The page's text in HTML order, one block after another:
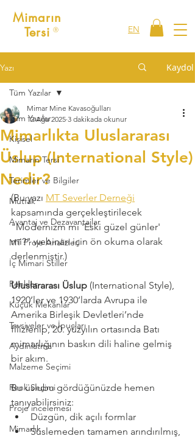
Ⓡ
Mimarın
Tersi
EN
Yazı Kaydol
Tüm Yazılar
Kişisel
Mimarın Tersi
Terimler ve Bilgiler
Mutfak
Avantaj ve Dezavantajlar
MT Proje Analizleri
İç Mimari Stiller
Renkler
Küçük Mekanlar
Tavsiyeler ve İpuçları
Aydınlatma
Malzeme Seçimi
Renk Seçimi
Proje incelemesi
Mimarlık
Tüm Yazılar
Mimarlıkta Uluslararası
Üslup (International Style)
Nedir?
Mimar Mine Kavasoğulları
12 Ağu 2025 3 dakikada okunur
(Bu yazı MT Severler Derneği
kapsamında gerçekleştirilecek
"Modernizm mi 'Eski güzel günler'
mi?" webinarı için ön okuma olarak
derlenmiştir.)
Uluslararası Üslup (International Style),
1920’ler ve 1930’larda Avrupa ile
Amerika Birleşik Devletleri’nde
filizlenip, 20. yüzyılın ortasında Batı
mimarlığının baskın dili haline gelmiş
bir akım.
Bu üslubu gördüğünüzde hemen
tanıyabilirsiniz:
Düzgün, dik açılı formlar
Süslemeden tamamen arındırılmış,